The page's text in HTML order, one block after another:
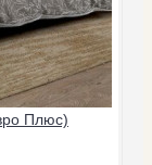
Плюс)